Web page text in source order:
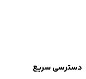
دسترسی سریع